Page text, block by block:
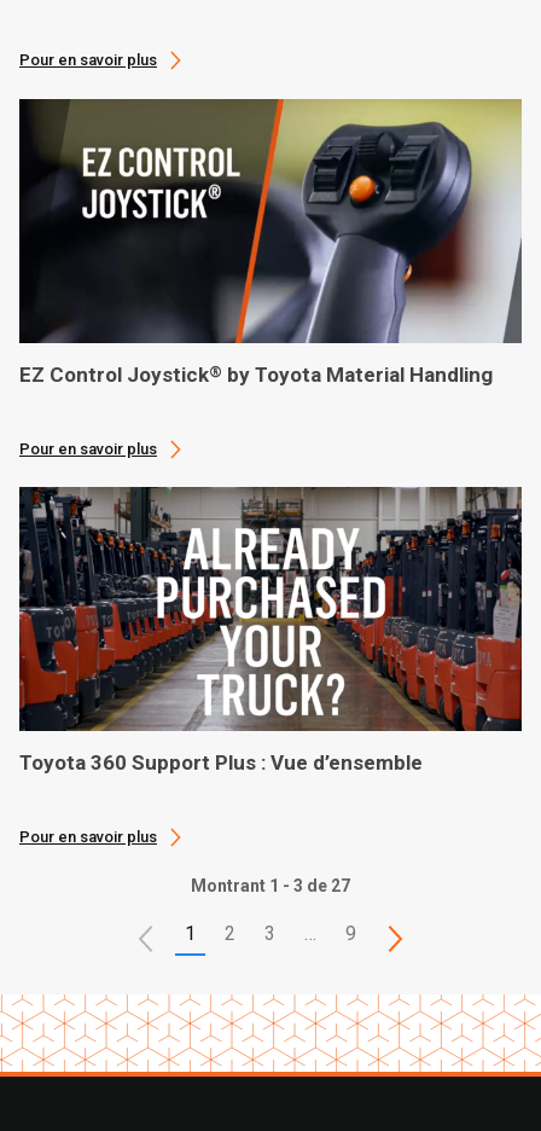
Pour en savoir plus
EZ Control Joystick® by Toyota Material Handling
Pour en savoir plus
Toyota 360 Support Plus : Vue d’ensemble
Pour en savoir plus
Montrant 1 - 3 de 27
1 2 3 … 9